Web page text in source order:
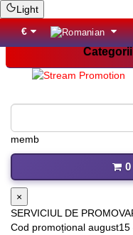
Light
€
membri Disc
×
SERVICIUL DE
Cod promoțional august15
Categorii